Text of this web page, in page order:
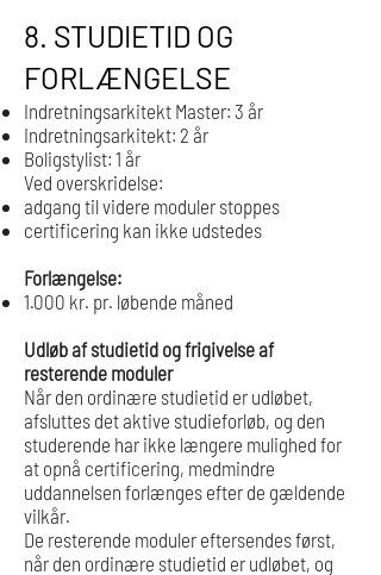
8. STUDIETID OG
FORLÆNGELSE
Indretningsarkitekt Master: 3 år
Indretningsarkitekt: 2 år
Boligstylist: 1 år
Ved overskridelse:
adgang til videre moduler stoppes
certificering kan ikke udstedes
Forlængelse:
1.000 kr. pr. løbende måned
Udløb af studietid og frigivelse af
resterende moduler
Når den ordinære studietid er udløbet,
afsluttes det aktive studieforløb, og den
studerende har ikke længere mulighed for
at opnå certificering, medmindre
uddannelsen forlænges efter de gældende
vilkår.
De resterende moduler eftersendes først,
når den ordinære studietid er udløbet, og